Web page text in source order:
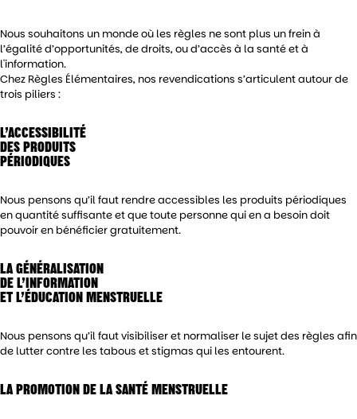
Nous souhaitons un monde où les règles ne sont plus un frein à
l’égalité d’opportunités, de droits, ou d’accès à la santé et à
l'information.
Chez Règles Élémentaires, nos revendications s’articulent autour de
trois piliers :
L’ACCESSIBILITÉ
DES PRODUITS
PÉRIODIQUES
Nous pensons qu’il faut rendre accessibles les produits périodiques
en quantité suffisante et que toute personne qui en a besoin doit
pouvoir en bénéficier gratuitement.
LA GÉNÉRALISATION
DE L’INFORMATION
ET L’ÉDUCATION MENSTRUELLE
Nous pensons qu’il faut visibiliser et normaliser le sujet des règles afin
de lutter contre les tabous et stigmas qui les entourent.
LA PROMOTION DE LA SANTÉ MENSTRUELLE